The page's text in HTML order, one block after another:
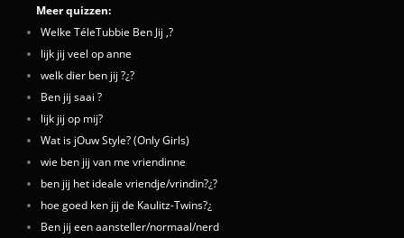
Meer quizzen:
Welke TéleTubbie Ben Jij ,?
lijk jij veel op anne
welk dier ben jij ?¿?
Ben jij saai ?
lijk jij op mij?
Wat is jOuw Style? (Only Girls)
wie ben jij van me vriendinne
ben jij het ideale vriendje/vrindin?¿?
hoe goed ken jij de Kaulitz-Twins?¿
Ben jij een aansteller/normaal/nerd